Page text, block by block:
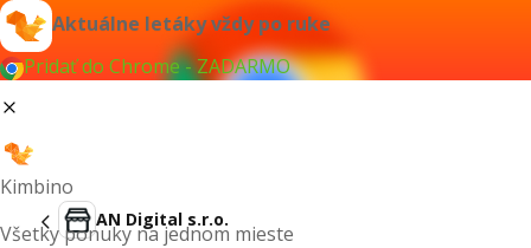
Aktuálne letáky vždy po ruke
Pridať do Chrome - ZADARMO
Kimbino
Všetky ponuky na jednom mieste
AN Digital s.r.o.